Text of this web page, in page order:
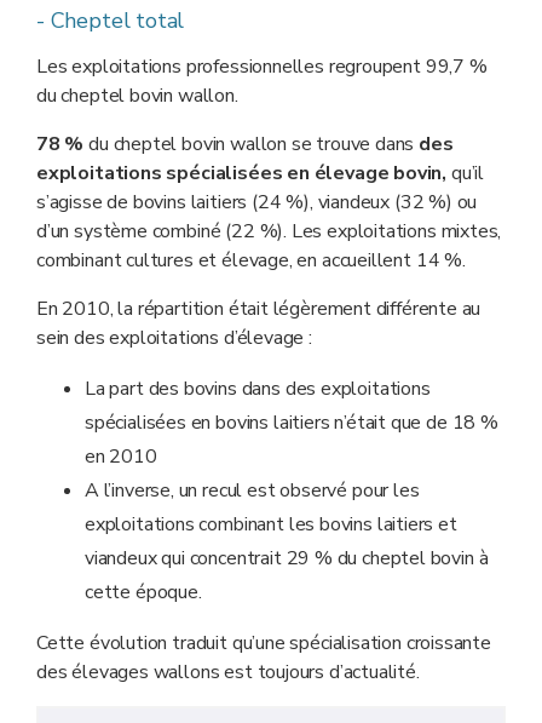
- Cheptel total
Les exploitations professionnelles regroupent 99,7 %
du cheptel bovin wallon.
78 % du cheptel bovin wallon se trouve dans des
exploitations spécialisées en élevage bovin, qu’il
s’agisse de bovins laitiers (24 %), viandeux (32 %) ou
d’un système combiné (22 %). Les exploitations mixtes,
combinant cultures et élevage, en accueillent 14 %.
En 2010, la répartition était légèrement différente au
sein des exploitations d’élevage :
La part des bovins dans des exploitations
spécialisées en bovins laitiers n’était que de 18 %
en 2010
A l’inverse, un recul est observé pour les
exploitations combinant les bovins laitiers et
viandeux qui concentrait 29 % du cheptel bovin à
cette époque.
Cette évolution traduit qu’une spécialisation croissante
des élevages wallons est toujours d’actualité.